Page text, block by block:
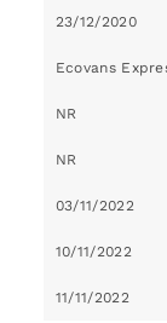
23/12/2020
Ecovans
NR
NR
03/11/2022
10/11/2022
11/11/2022